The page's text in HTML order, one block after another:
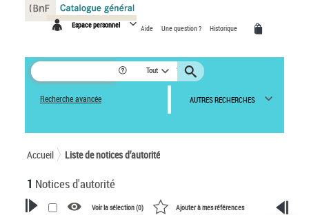
Espace personnel Aide Une question ? Historique
Tout
Recherche avancée AUTRES RECHERCHES
Accueil Liste de notices d’autorité
1 Notices d'autorité
Voir la sélection (0) Ajouter à mes références
Panneau de gestion des cookies